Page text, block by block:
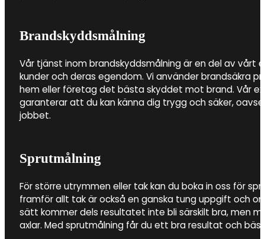
Brandskyddsmålning
Vår tjänst inom brandskyddsmålning är en del av vårt
kunder och deras egendom. Vi använder brandsäkra
hem eller företag det bästa skyddet mot brand. Vår
garanterar att du kan känna dig trygg och säker,
jobbet.
Sprutmålning
För större utrymmen eller tak kan du boka in oss för
framför allt tak är också en ganska tung uppgift och
sätt kommer dels resultatet inte bli särskilt bra, men
axlar. Med sprutmålning får du ett bra resultat och